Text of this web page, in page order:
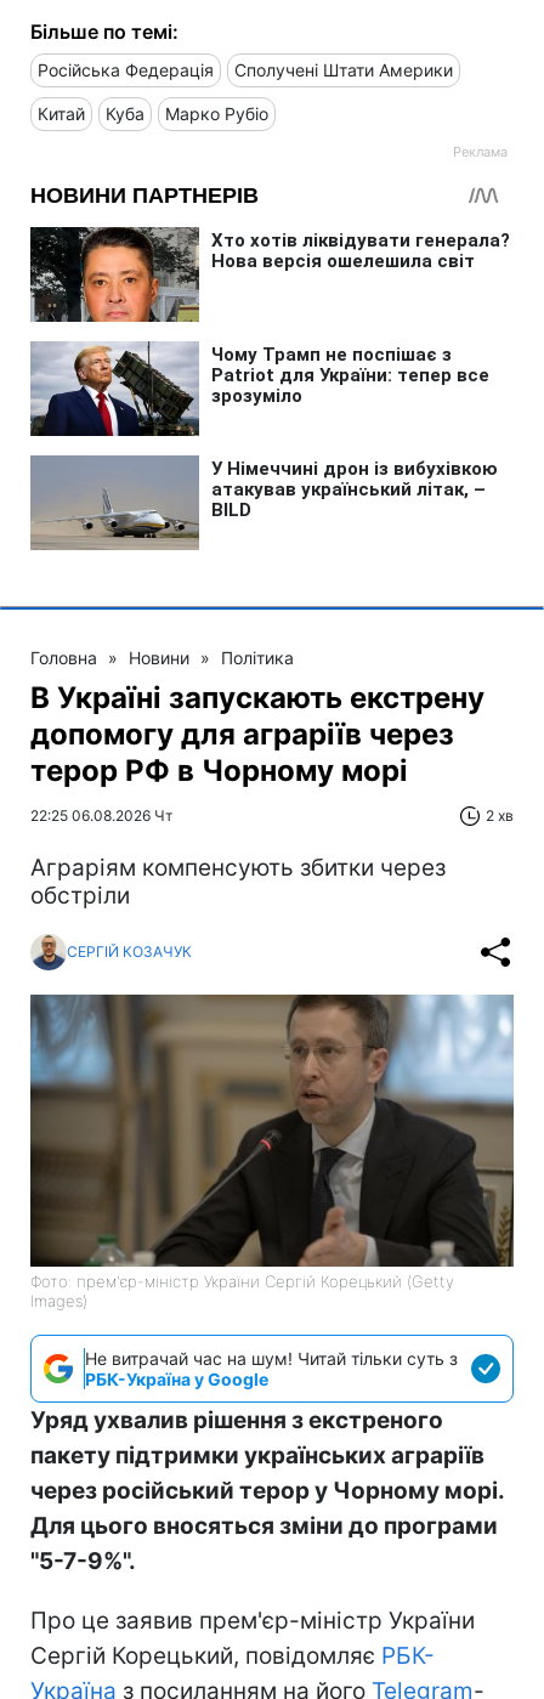
Більше по темі:
Російська Федерація Сполучені Штати Америки
Китай Куба Марко Рубіо
Головна » Новини » Політика
В Україні запускають екстрену
допомогу для аграріїв через
терор РФ в Чорному морі
22:25 06.08.2026 Чт 2 хв
Аграріям компенсують збитки через
обстріли
СЕРГІЙ КОЗАЧУК
Фото: прем'єр-міністр України Сергій Корецький (Getty
Images)
Не витрачай час на шум! Читай тільки суть з
РБК-Україна у Google
Уряд ухвалив рішення з екстреного
пакету підтримки українських аграріїв
через російський терор у Чорному морі.
Для цього вносяться зміни до програми
"5-7-9%".
Про це заявив прем'єр-міністр України
Сергій Корецький, повідомляє РБК-
Україна з посиланням на його Telegram-